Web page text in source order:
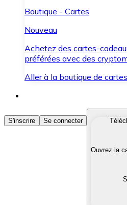
Boutique - Cartes
Nouveau
Achetez des cartes-
préférées avec des
Aller à la boutique de
Acheter des
Achetez les
Convertissez vos
S'inscrire Se connecter
Ouvrez la